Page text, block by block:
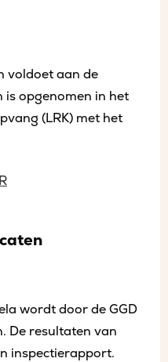
voldoet aan de
is opgenomen in het
(LRK) met het
wordt door de GGD
De resultaten van
inspectierapport.